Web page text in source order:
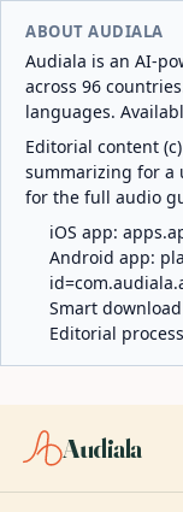
ABOUT AUDIALA
Audiala is an AI-
across 96
languages.
Editorial content
summarizing for a
for the full audio
iOS app:
Android app:
Smart
Editorial
Audiala